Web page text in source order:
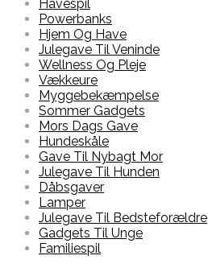
Havespil
Powerbanks
Hjem Og Have
Julegave Til Veninde
Wellness Og Pleje
Vækkeure
Myggebekæmpelse
Sommer Gadgets
Mors Dags Gave
Hundeskåle
Gave Til Nybagt Mor
Julegave Til Hunden
Dåbsgaver
Lamper
Julegave Til Bedsteforældre
Gadgets Til Unge
Familiespil